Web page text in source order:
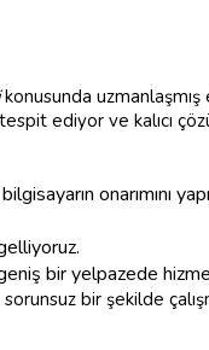
konusunda uzmanlaşmış
ediyor ve kalıcı
onarımını
bir yelpazede
bir şekilde